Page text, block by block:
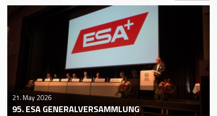
21. May 2026
95. ESA GENERALVERSAMMLUNG